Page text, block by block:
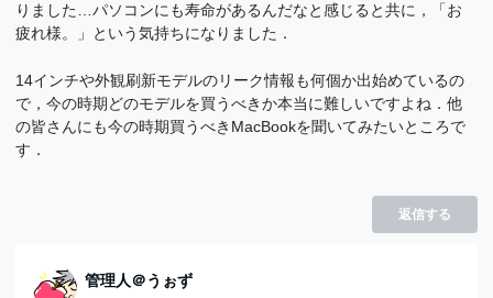
りました…パソコンにも寿命があるんだなと感じると共に，「お
疲れ様。」という気持ちになりました．
14インチや外観刷新モデルのリーク情報も何個か出始めているの
で，今の時期どのモデルを買うべきか本当に難しいですよね．他
の皆さんにも今の時期買うべきMacBookを聞いてみたいところで
す．
返信する
管理人＠うぉず